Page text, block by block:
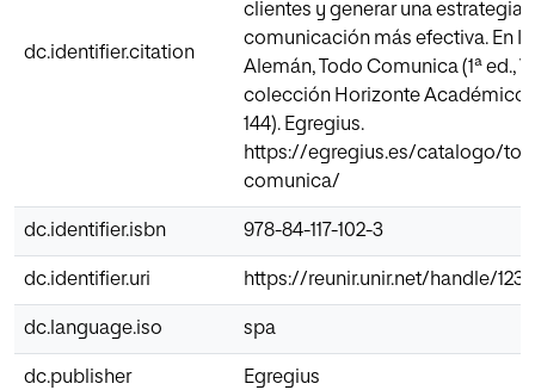
dc.identifier.citation
clientes y generar una estrategia
comunicación más efectiva. En I.
Alemán, Todo Comunica (1ª ed.,
colección Horizonte Académico,
144). Egregius.
https://egregius.es/catalogo/
comunica/
dc.identifier.isbn 978-84-117-102-3
dc.identifier.uri https://reunir.unir.net/handle/
dc.language.iso spa
dc.publisher Egregius